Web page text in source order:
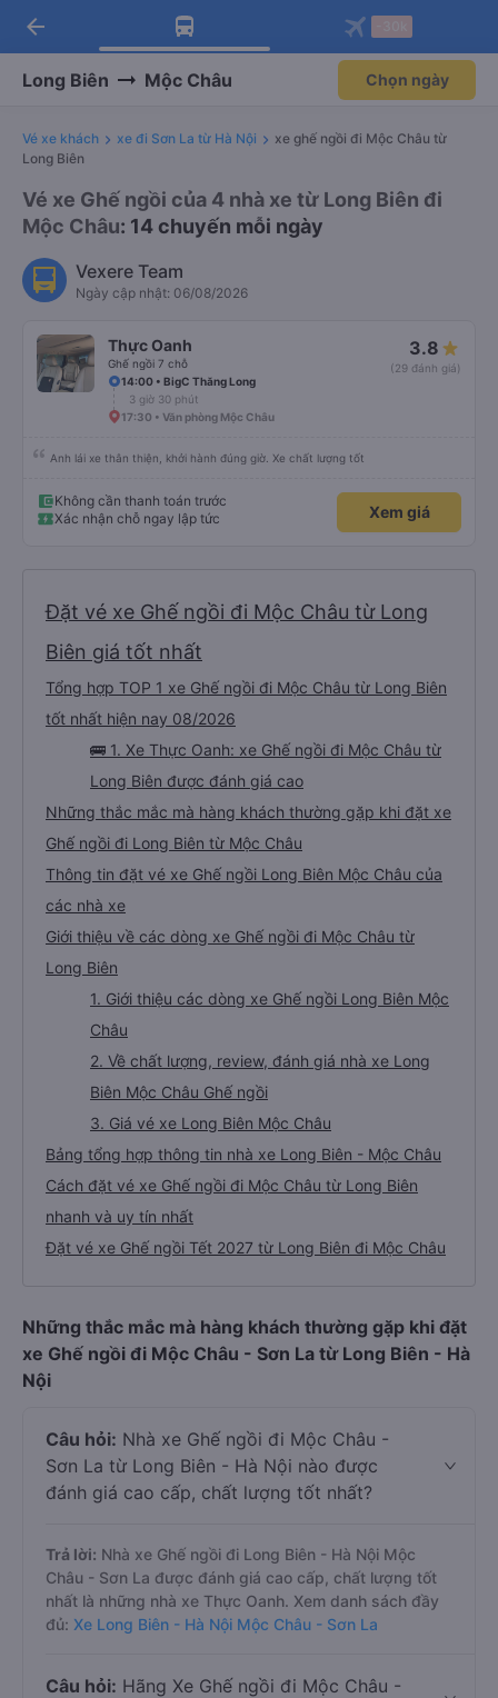
Tải app Vexere ngay!
Nhận ưu đãi thành viên độc
Mở app
Tải app Vexere
-30k/ghế khi đặt vé máy bay qua
Mở app
arrow_back
Long Biên Mộc Châu Chọn ngày
Vé xe khách xe đi Sơn La từ Hà Nội
xe ghế ngồi đi Mộc Châu từ
Long Biên
Vé xe Ghế ngồi của 4 nhà xe từ Long Biên đi
Mộc Châu: 14 chuyến mỗi ngày
Vexere Team
Ngày cập nhật: 06/08/2026
Thực Oanh
Ghế ngồi 7 chỗ
3.8
(29 đánh giá)
14:00 • BigC Thăng Long
3 giờ 30 phút
17:30 • Văn phòng Mộc Châu
Anh lái xe thân thiện, khởi hành đúng giờ. Xe chất lượng tốt
Không cần thanh toán trước
Xác nhận chỗ ngay lập tức
Xem giá
Đặt vé xe Ghế ngồi đi Mộc Châu từ Long
Biên giá tốt nhất
Tổng hợp TOP 1 xe Ghế ngồi đi Mộc Châu từ Long Biên
tốt nhất hiện nay 08/2026
🚌 1. Xe Thực Oanh: xe Ghế ngồi đi Mộc Châu từ
Long Biên được đánh giá cao
Những thắc mắc mà hàng khách thường gặp khi đặt xe
Ghế ngồi đi Long Biên từ Mộc Châu
Thông tin đặt vé xe Ghế ngồi Long Biên Mộc Châu của
các nhà xe
Giới thiệu về các dòng xe Ghế ngồi đi Mộc Châu từ
Long Biên
1. Giới thiệu các dòng xe Ghế ngồi Long Biên Mộc
Châu
2. Về chất lượng, review, đánh giá nhà xe Long
Biên Mộc Châu Ghế ngồi
3. Giá vé xe Long Biên Mộc Châu
Bảng tổng hợp thông tin nhà xe Long Biên - Mộc Châu
Cách đặt vé xe Ghế ngồi đi Mộc Châu từ Long Biên
nhanh và uy tín nhất
Đặt vé xe Ghế ngồi Tết 2027 từ Long Biên đi Mộc Châu
Những thắc mắc mà hàng khách thường gặp khi đặt
xe Ghế ngồi đi Mộc Châu - Sơn La từ Long Biên - Hà
Nội
Câu hỏi: Nhà xe Ghế ngồi đi Mộc Châu -
Sơn La từ Long Biên - Hà Nội nào được
đánh giá cao cấp, chất lượng tốt nhất?
Trả lời: Nhà xe Ghế ngồi đi Long Biên - Hà Nội Mộc
Châu - Sơn La được đánh giá cao cấp, chất lượng tốt
nhất là những nhà xe Thực Oanh. Xem danh sách đầy
đủ: Xe Long Biên - Hà Nội Mộc Châu - Sơn La
Câu hỏi: Hãng Xe Ghế ngồi đi Mộc Châu -